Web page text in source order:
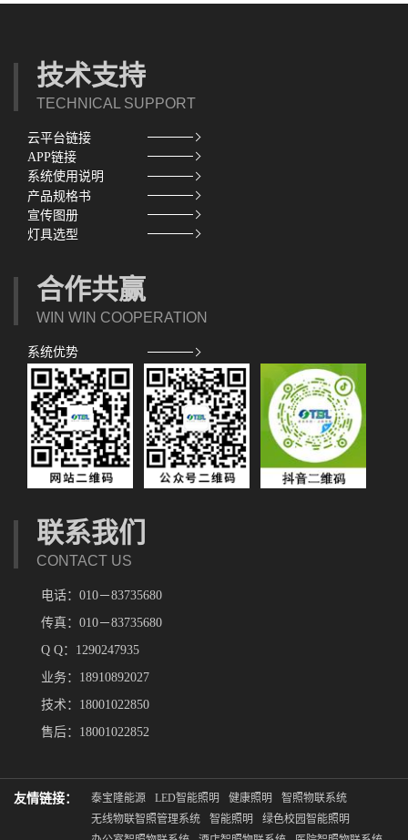
技术支持
TECHNICAL SUPPORT
云平台链接
APP链接
系统使用说明
产品规格书
宣传图册
灯具选型
合作共赢
WIN WIN COOPERATION
系统优势
联系我们
CONTACT US
电话：010－83735680
传真：010－83735680
Q Q：1290247935
业务：18910892027
技术：18001022850
售后：18001022852
友情链接： 泰宝隆能源 LED智能照明 健康照明
智照物联系统
无线物联智照管理系统
智能照明
绿色校园智能照明